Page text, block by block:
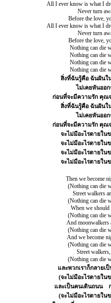
All I ever know is what I
Never turn
Before the love,
All I ever know is what I
Never turn
Before the love,
Nothing can die
Nothing can die
Nothing can die
Nothing can die
สิ่งที่ฉันรู้คือ ฉันฝันใ
ไม่เคยหันออ
ก่อนที่จะมีความรัก คุณ
สิ่งที่ฉันรู้คือ ฉันฝันใ
ไม่เคยหันออ
ก่อนที่จะมีความรัก คุณ
จะไม่มีอะไรตายใน
จะไม่มีอะไรตายใน
จะไม่มีอะไรตายใน
จะไม่มีอะไรตายใน
Then we become
(Nothing can die
Street walkers
(Nothing can die
When we should
(Nothing can die
And moonwalkers
(Nothing can die
And we become
(Nothing can die
Street
(Nothing can die
และพวกเราก็กลายเ
(จะไม่มีอะไรตายใน
และเป็นคนเดินถนน
(จะไม่มีอะไรตายใน